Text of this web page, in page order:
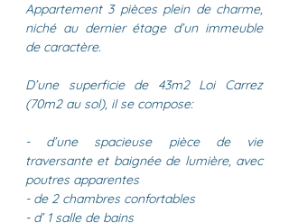
Appartement 3 pièces plein de charme,
niché au dernier étage d’un immeuble
de caractère.
D’une superficie de 43m2 Loi Carrez
(70m2 au sol), il se compose:
- d’une spacieuse pièce de vie
traversante et baignée de lumière, avec
poutres apparentes
- de 2 chambres confortables
- d’ 1 salle de bains